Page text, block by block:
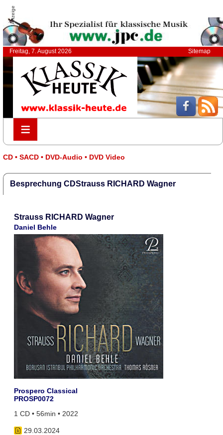
Anzeige
Freitag, 7. August 2026 Sitemap
≡
≡
CD • SACD • DVD-Audio • DVD Video
Besprechung CDStrauss RICHARD Wagner
Strauss RICHARD Wagner
Daniel Behle
Prospero Classical
PROSP0072
1 CD • 56min • 2022
29.03.2024